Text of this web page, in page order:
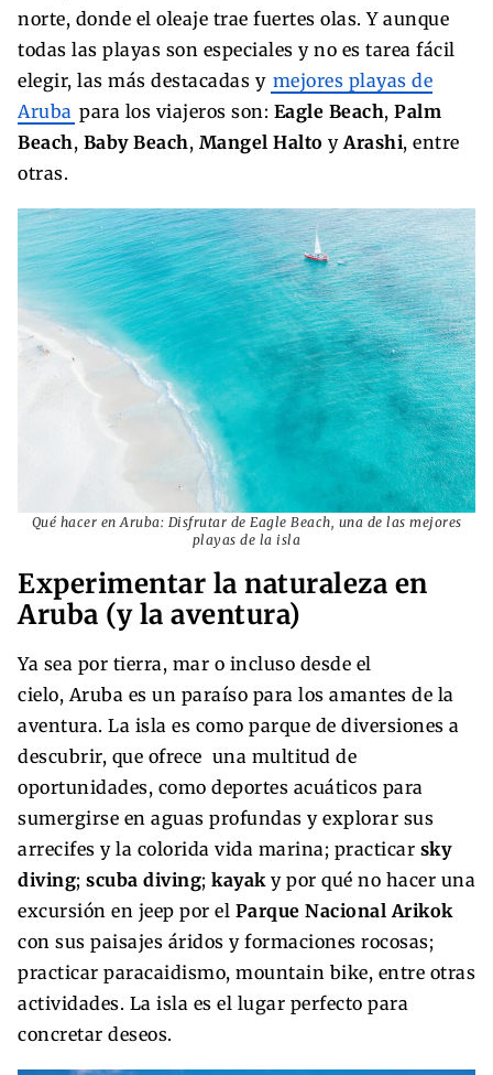
norte, donde el oleaje trae fuertes olas. Y aunque
todas las playas son especiales y no es tarea fácil
elegir, las más destacadas y mejores playas de
Aruba para los viajeros son: Eagle Beach, Palm
Beach, Baby Beach, Mangel Halto y Arashi, entre
otras.
Qué hacer en Aruba: Disfrutar de Eagle Beach, una de las mejores
playas de la isla
Experimentar la naturaleza en
Aruba (y la aventura)
Ya sea por tierra, mar o incluso desde el
cielo, Aruba es un paraíso para los amantes de la
aventura. La isla es como parque de diversiones a
descubrir, que ofrece una multitud de
oportunidades, como deportes acuáticos para
sumergirse en aguas profundas y explorar sus
arrecifes y la colorida vida marina; practicar sky
diving; scuba diving; kayak y por qué no hacer una
excursión en jeep por el Parque Nacional Arikok
con sus paisajes áridos y formaciones rocosas;
practicar paracaidismo, mountain bike, entre otras
actividades. La isla es el lugar perfecto para
concretar deseos.